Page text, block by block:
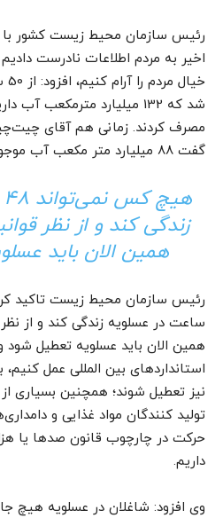
رئیس سازمان محیط زیست کشور با
اخیر به مردم اطلاعات نادرست
شد که 132 میلیارد
مصرف کردند. زمانی هم آقای
گفت 88 میلیارد متر مکعب آب موجود است.
زندگی کند و از نظر
همین الان باید
ساعت در عسلویه زندگی کند و از
همین الان باید عسلویه تعطیل شود
استانداردهای بین المللی عمل
نیز تعطیل شوند؛ همچنین بسیاری از
تولید کنندگان مواد غذایی و
حرکت در چارچوب قانون صدها یا
داریم.
وی افزود: شاغلان در عسلویه هیچ